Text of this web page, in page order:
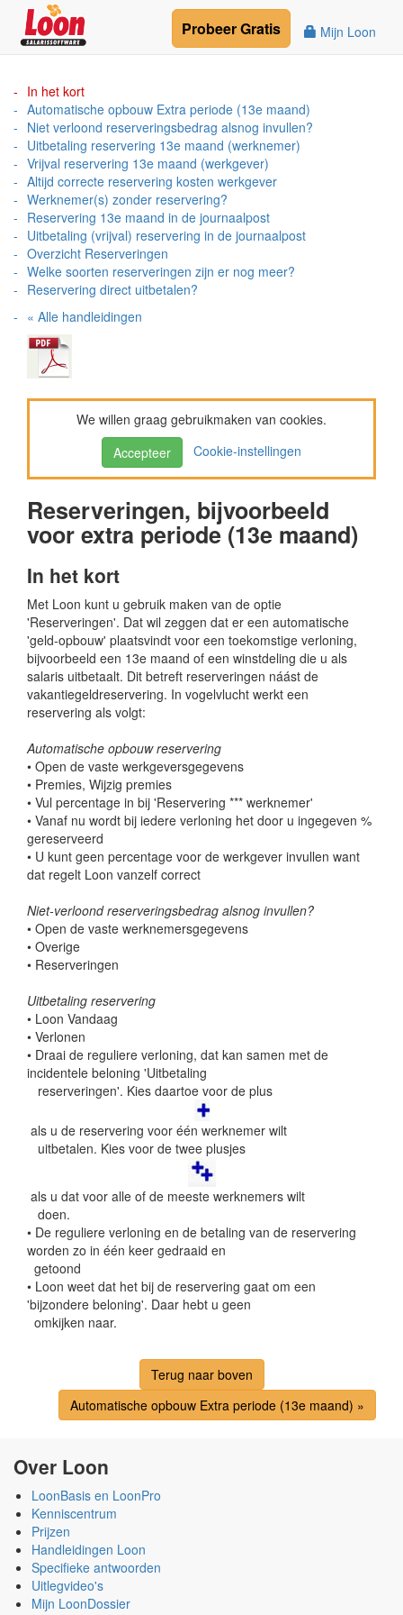
Mijn Loon
ProbeerGratis
In het kort
Automatische opbouw Extra periode (13e maand)
Niet verloond reserveringsbedrag alsnog invullen?
Uitbetaling reservering 13e maand (werknemer)
Vrijval reservering 13e maand (werkgever)
Altijd correcte reservering kosten werkgever
Werknemer(s) zonder reservering?
Reservering 13e maand in de journaalpost
Uitbetaling (vrijval) reservering in de journaalpost
Overzicht Reserveringen
Welke soorten reserveringen zijn er nog meer?
Reservering direct uitbetalen?
« Alle handleidingen
We willen graag gebruikmaken van cookies.
Accepteer
Cookie-instellingen
Reserveringen, bijvoorbeeld
voor extra periode (13e maand)
In het kort
Met Loon kunt u gebruik maken van de optie
'Reserveringen'. Dat wil zeggen dat er een automatische
'geld-opbouw' plaatsvindt voor een toekomstige verloning,
bijvoorbeeld een 13e maand of een winstdeling die u als
salaris uitbetaalt. Dit betreft reserveringen náást de
vakantiegeldreservering. In vogelvlucht werkt een
reservering als volgt:
Automatische opbouw reservering
• Open de vaste werkgeversgegevens
• Premies, Wijzig premies
• Vul percentage in bij 'Reservering *** werknemer'
• Vanaf nu wordt bij iedere verloning het door u ingegeven %
gereserveerd
• U kunt geen percentage voor de werkgever invullen want
dat regelt Loon vanzelf correct
Niet-verloond reserveringsbedrag alsnog invullen?
• Open de vaste werknemersgegevens
• Overige
• Reserveringen
Uitbetaling reservering
• Loon Vandaag
• Verlonen
• Draai de reguliere verloning, dat kan samen met de
incidentele beloning 'Uitbetaling
reserveringen'. Kies daartoe voor de plus
als u de reservering voor één werknemer wilt
uitbetalen. Kies voor de twee plusjes
als u dat voor alle of de meeste werknemers wilt
doen.
• De reguliere verloning en de betaling van de reservering
worden zo in één keer gedraaid en
getoond
• Loon weet dat het bij de reservering gaat om een
'bijzondere beloning'. Daar hebt u geen
omkijken naar.
Terug naar boven
Automatische opbouw Extra periode (13e maand) »
Over Loon
LoonBasis en LoonPro
Kenniscentrum
Prijzen
Handleidingen Loon
Specifieke antwoorden
Uitlegvideo's
Mijn LoonDossier